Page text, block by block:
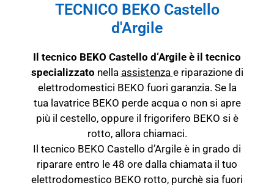
TECNICO BEKO Castello
d'Argile
Il tecnico BEKO Castello d’Argile è il tecnico
specializzato nella assistenza e riparazione di
elettrodomestici BEKO fuori garanzia. Se la
tua lavatrice BEKO perde acqua o non si apre
più il cestello, oppure il frigorifero BEKO si è
rotto, allora chiamaci.
Il tecnico BEKO Castello d’Argile è in grado di
riparare entro le 48 ore dalla chiamata il tuo
elettrodomestico BEKO rotto, purchè sia fuori